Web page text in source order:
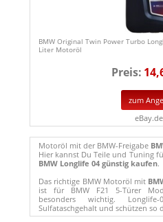
BMW Original Twin Power Turbo
Liter Motoröl
Preis:
zum
Motoröl mit der BMW-Freigabe
Hier kannst Du Teile und Tuning
BMW Longlife 04 günstig kaufen.
Das richtige BMW Motoröl mit
ist für BMW F21 5-Türer
besonders wichtig.
Sulfataschgehalt und schützen so